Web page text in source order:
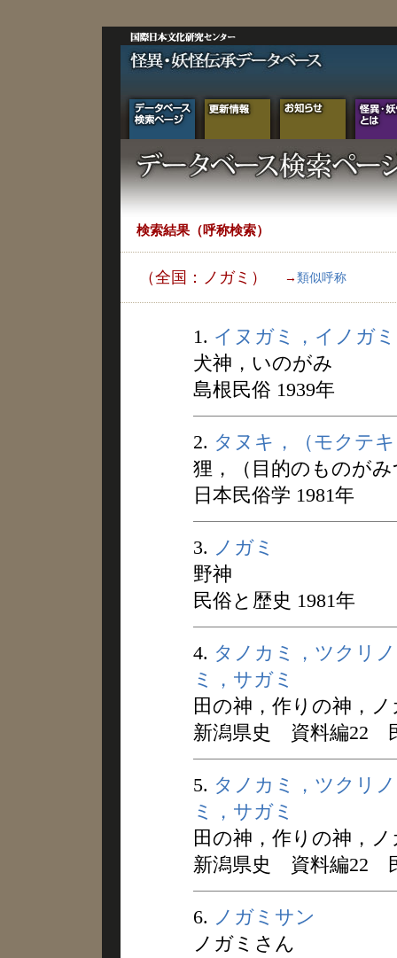
検索結果（呼称検索）
（全国：ノガミ） → 類似呼称
1. イヌガミ，イノガミ
犬神，いのがみ
島根民俗 1939年
2. タヌキ，（モクテ
狸，（目的のものが
日本民俗学 1981年
3. ノガミ
野神
民俗と歴史 1981年
4. タノカミ，ツクリ
ミ，サガミ
田の神，作りの神，
新潟県史 資料編22
5. タノカミ，ツクリ
ミ，サガミ
田の神，作りの神，
新潟県史 資料編22
6. ノガミサン
ノガミさん